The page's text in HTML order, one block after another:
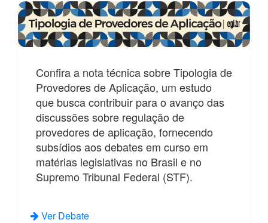
Confira a nota técnica sobre Tipologia de
Provedores de Aplicação, um estudo
que busca contribuir para o avanço das
discussões sobre regulação de
provedores de aplicação, fornecendo
subsídios aos debates em curso em
matérias legislativas no Brasil e no
Supremo Tribunal Federal (STF).
Ver Debate